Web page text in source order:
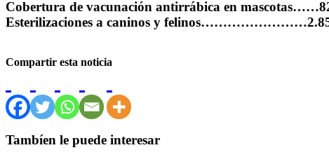
Cobertura de vacunación antirrábica en
Esterilizaciones a caninos y
Compartir esta noticia
Tambíen le puede interesar